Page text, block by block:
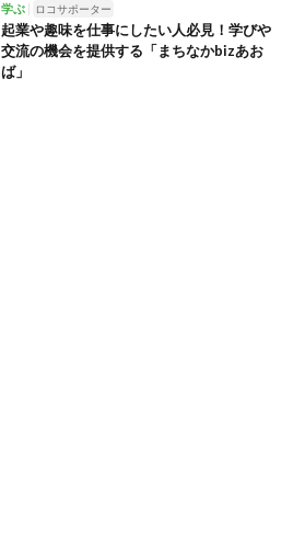
学ぶ ロコサポーター
起業や趣味を仕事にしたい人必見！学びや
交流の機会を提供する「まちなかbizあお
ば」